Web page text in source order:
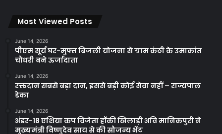
Most Viewed Posts
June 14, 2026
पीएम सूर्य घर-मुफ्त बिजली योजना से ग्राम कंठी के उमाकांत
चौधरी बने ऊर्जादाता
June 14, 2026
रक्तदान सबसे बड़ा दान, इससे बड़ी कोई सेवा नहीं – राज्यपाल
डेका
June 14, 2026
अंडर-18 एशिया कप विजेता हॉकी खिलाड़ी अवि मानिकपुरी ने
मुख्यमंत्री विष्णुदेव साय से की सौजन्य भेंट